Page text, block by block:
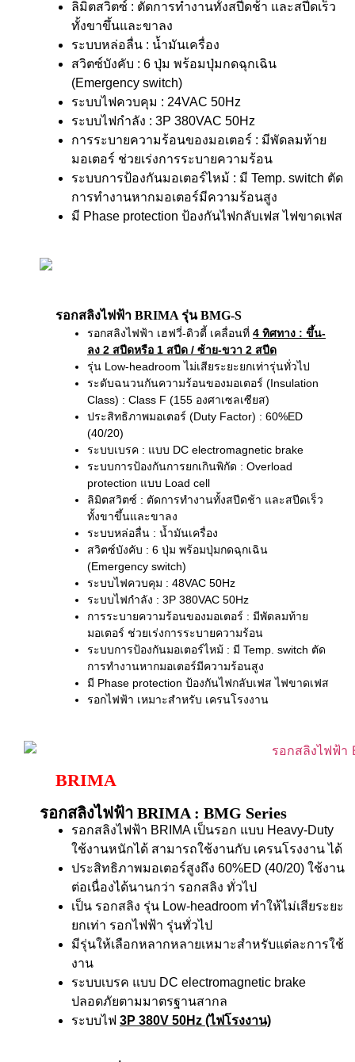
ลิมิตสวิตซ์ : ตัดการทำงานทั้งสปีดช้า และสปีดเร็ว
ทั้งขาขึ้นและขาลง
ระบบหล่อลื่น : น้ำมันเครื่อง
สวิตซ์บังคับ : 6 ปุ่ม พร้อมปุ่มกดฉุกเฉิน
(Emergency switch)
ระบบไฟควบคุม : 24VAC 50Hz
ระบบไฟกำลัง : 3P 380VAC 50Hz
การระบายความร้อนของมอเตอร์ : มีพัดลมท้าย
มอเตอร์ ช่วยเร่งการระบายความร้อน
ระบบการป้องกันมอเตอร์ไหม้ : มี Temp. switch ตัด
การทำงานหากมอเตอร์มีความร้อนสูง
มี Phase protection ป้องกันไฟกลับเฟส ไฟขาดเฟส
รอกสลิงไฟฟ้า BRIMA รุ่น BMG-S
รอกสลิงไฟฟ้า เฮฟวี่-ดิวตี้ เคลื่อนที่ 4 ทิศทาง : ขึ้น-
ลง 2 สปีดหรือ 1 สปีด / ซ้าย-ขวา 2 สปีด
รุ่น Low-headroom ไม่เสียระยะยกเท่ารุ่นทั่วไป
ระดับฉนวนกันความร้อนของมอเตอร์ (Insulation
Class) : Class F (155 องศาเซลเซียส)
ประสิทธิภาพมอเตอร์ (Duty Factor) : 60%ED
(40/20)
ระบบเบรค : แบบ DC electromagnetic brake
ระบบการป้องกันการยกเกินพิกัด : Overload
protection แบบ Load cell
ลิมิตสวิตซ์ : ตัดการทำงานทั้งสปีดช้า และสปีดเร็ว
ทั้งขาขึ้นและขาลง
ระบบหล่อลื่น : น้ำมันเครื่อง
สวิตซ์บังคับ : 6 ปุ่ม พร้อมปุ่มกดฉุกเฉิน
(Emergency switch)
ระบบไฟควบคุม : 48VAC 50Hz
ระบบไฟกำลัง : 3P 380VAC 50Hz
การระบายความร้อนของมอเตอร์ : มีพัดลมท้าย
มอเตอร์ ช่วยเร่งการระบายความร้อน
ระบบการป้องกันมอเตอร์ไหม้ : มี Temp. switch ตัด
การทำงานหากมอเตอร์มีความร้อนสูง
มี Phase protection ป้องกันไฟกลับเฟส ไฟขาดเฟส
รอกไฟฟ้า เหมาะสำหรับ เครนโรงงาน
BRIMA
รอกสลิงไฟฟ้า BRIMA : BMG Series
รอกสลิงไฟฟ้า BRIMA เป็นรอก แบบ Heavy-Duty
ใช้งานหนักได้ สามารถใช้งานกับ เครนโรงงาน ได้
ประสิทธิภาพมอเตอร์สูงถึง 60%ED (40/20) ใช้งาน
ต่อเนื่องได้นานกว่า รอกสลิง ทั่วไป
เป็น รอกสลิง รุ่น Low-headroom ทำให้ไม่เสียระยะ
ยกเท่า รอกไฟฟ้า รุ่นทั่วไป
มีรุ่นให้เลือกหลากหลายเหมาะสำหรับแต่ละการใช้
งาน
ระบบเบรค แบบ DC electromagnetic brake
ปลอดภัยตามมาตรฐานสากล
ระบบไฟ 3P 380V 50Hz (ไฟโรงงาน)